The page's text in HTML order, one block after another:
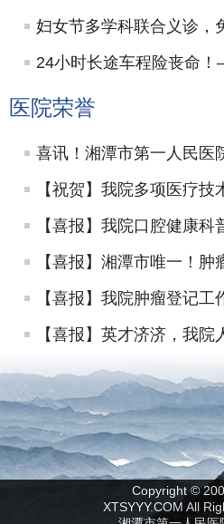
妇女节多学科联合义诊，
医院荣誉
【喜报】我院口腔健康
【喜报】我院肿瘤登记
【喜报】英才济济，我院
Copyright ©
XTSYYY.COM All